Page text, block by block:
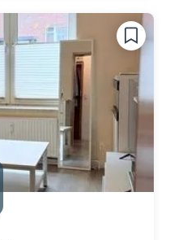
Slide 1 wechseln
Slide 2 wechseln
Slide 3 wechseln
Slide 4 wechseln